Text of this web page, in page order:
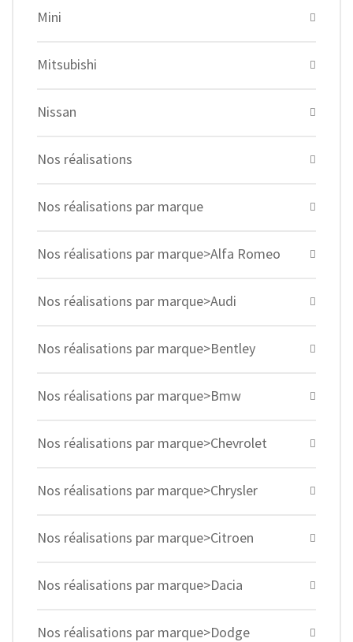
Mini
Mitsubishi
Nissan
Nos réalisations
Nos réalisations par marque
Nos réalisations par marque>Alfa Romeo
Nos réalisations par marque>Audi
Nos réalisations par marque>Bentley
Nos réalisations par marque>Bmw
Nos réalisations par marque>Chevrolet
Nos réalisations par marque>Chrysler
Nos réalisations par marque>Citroen
Nos réalisations par marque>Dacia
Nos réalisations par marque>Dodge